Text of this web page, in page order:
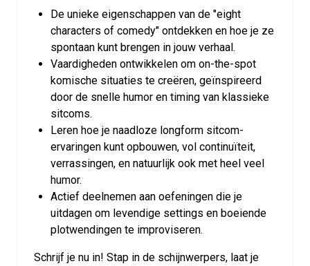
De unieke eigenschappen van de "eight
characters of comedy" ontdekken en hoe je ze
spontaan kunt brengen in jouw verhaal.
Vaardigheden ontwikkelen om on-the-spot
komische situaties te creëren, geïnspireerd
door de snelle humor en timing van klassieke
sitcoms.
Leren hoe je naadloze longform sitcom-
ervaringen kunt opbouwen, vol continuïteit,
verrassingen, en natuurlijk ook met heel veel
humor.
Actief deelnemen aan oefeningen die je
uitdagen om levendige settings en boeiende
plotwendingen te improviseren.
Schrijf je nu in! Stap in de schijnwerpers, laat je